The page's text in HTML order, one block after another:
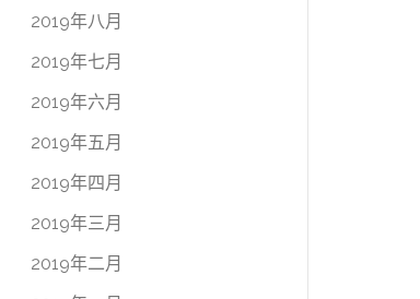
2019年八月
2019年七月
2019年六月
2019年五月
2019年四月
2019年三月
2019年二月